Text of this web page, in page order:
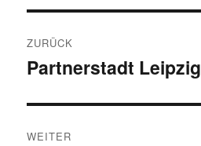
ZURÜCK
Vorheriger
Partnerstadt Leipzig
WEITER